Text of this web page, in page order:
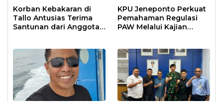
Korban Kebakaran di
Tallo Antusias Terima
Santunan dari Anggota
KPU Jeneponto Perkuat
Pemahaman Regulasi
PAW Melalui Kajian